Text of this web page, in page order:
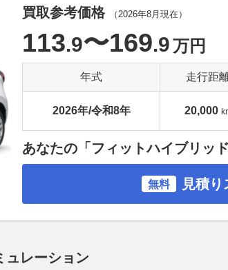
買取参考価格 （2026年8月 現在）
113.9〜169.9万円
年式 走行距
2026年/令和8年 20,000
あなたの「フィットハイブリッ
無料 見積
ュレーション